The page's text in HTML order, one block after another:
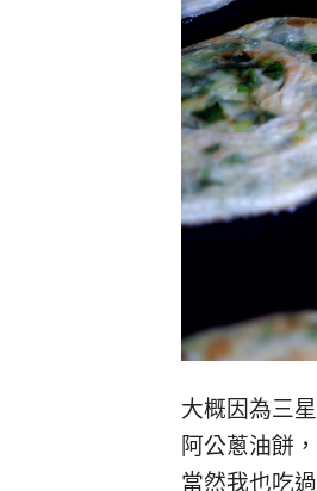
大概因為三
阿公蔥油餅
當然我也吃